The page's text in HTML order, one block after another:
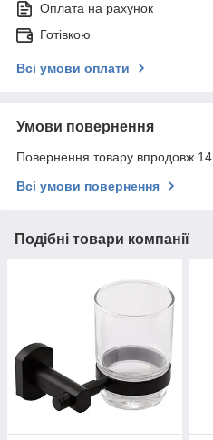
Оплата на рахунок
Готівкою
Всі умови оплати
Умови повернення
Повернення товару впродовж 14
Всі умови повернення
Подібні товари компанії